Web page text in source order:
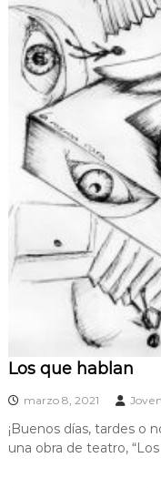
Los que hablan
marzo 8, 2021
¡Buenos días, tardes o
una obra de teatro,